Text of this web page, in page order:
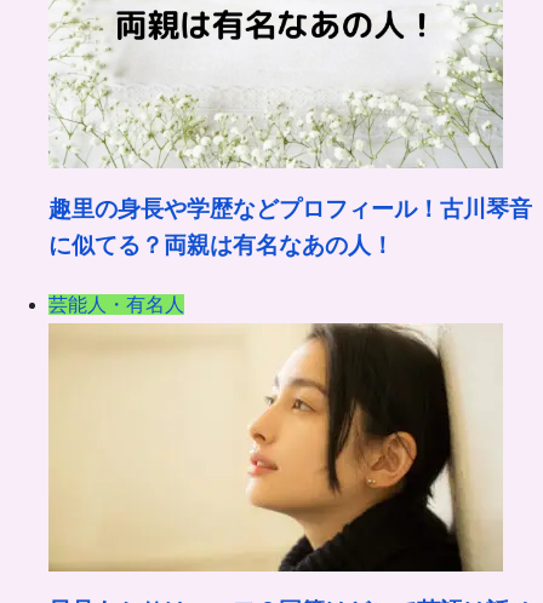
趣里の身長や学歴などプロフィール！古川琴音
に似てる？両親は有名なあの人！
芸能人・有名人